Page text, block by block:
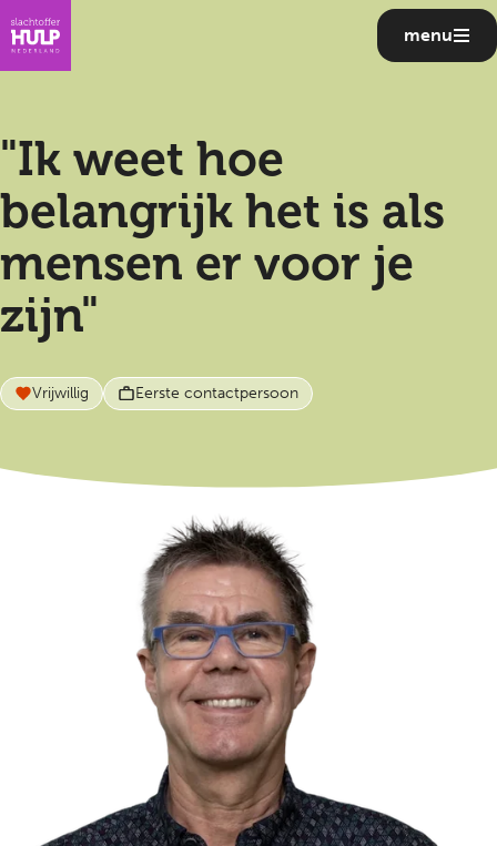
menu
"Ik weet hoe
belangrijk het is als
mensen er voor je
zijn"
Vrijwillig Eerste contactpersoon